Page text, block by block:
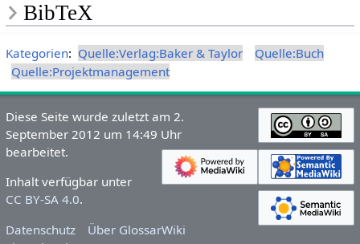
BibTeX
Kategorien: Quelle:Verlag:Baker & Taylor
Quelle:Buch
Quelle:Projektmanagement
Diese Seite wurde zuletzt am 2.
September 2012 um 14:49 Uhr
bearbeitet.
Inhalt verfügbar unter
CC BY-SA 4.0.
Datenschutz
Über GlossarWiki